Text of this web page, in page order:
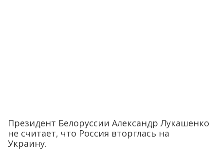
Президент Белоруссии Александр Лукашенко
не считает, что Россия вторглась на
Украину.